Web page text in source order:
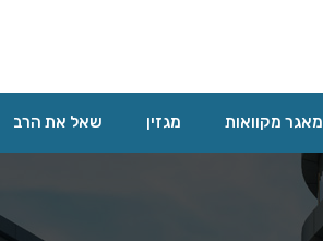
מאגר מקוואות מגזין שאל את הרב